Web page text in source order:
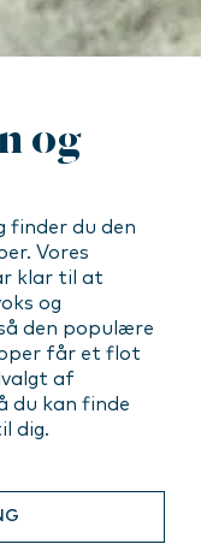
og
finder du den
Vores
klar til at
og
den populære
får et flot
af
du kan finde
dig.